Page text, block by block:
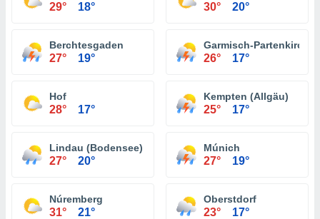
29° 18° 30° 20°
Berchtesgaden
27° 19°
Garmisch-
26° 17°
Hof
28° 17°
Kempten (Allgäu)
25° 17°
Lindau (Bodensee)
27° 20°
Múnich
27° 19°
Núremberg
31° 21°
Oberstdorf
23° 17°